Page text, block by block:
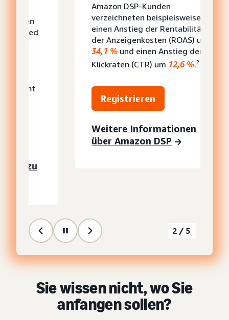
Amazon DSP-Kunden
verzeichneten beispielsweise
einen Anstieg der Rentabilität
der Anzeigenkosten (ROAS) um
und einen Anstieg der
Klickraten (CTR) um12,6 % .2
Registrieren
Weitere Informationen
über Amazon DSP
2/5
Sie wissen nicht, wo Sie
anfangen sollen?